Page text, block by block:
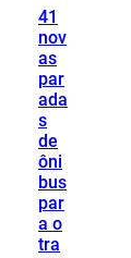
41
nov
as
par
ada
s
de
ôni
bus
par
a o
tra